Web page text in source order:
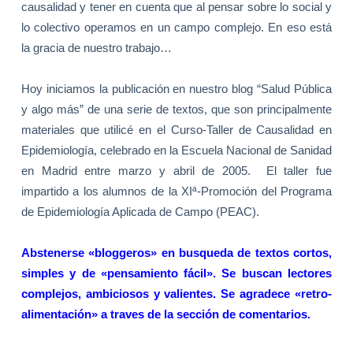
causalidad y tener en cuenta que al pensar sobre lo social y
lo colectivo operamos en un campo complejo. En eso está
la gracia de nuestro trabajo…
Hoy iniciamos la publicación en nuestro blog “Salud Pública
y algo más” de una serie de textos, que son principalmente
materiales que utilicé en el Curso-Taller de Causalidad en
Epidemiología, celebrado en la Escuela Nacional de Sanidad
en Madrid entre marzo y abril de 2005.
El taller fue
impartido a los alumnos de la XIª-Promoción del Programa
de Epidemiología Aplicada de Campo (PEAC).
Abstenerse «bloggeros» en busqueda de textos cortos,
simples y de «pensamiento fácil». Se buscan lectores
complejos, ambiciosos y valientes. Se agradece «retro-
alimentación» a traves de la sección de comentarios.